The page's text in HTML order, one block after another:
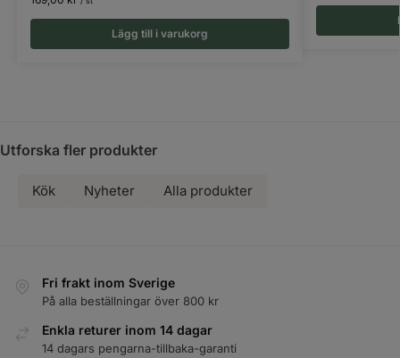
Lägg till i varukorg
Utforska fler produkter
Kök Nyheter Alla produkter
Fri frakt inom Sverige
På alla beställningar över 800 kr
Enkla returer inom 14 dagar
14 dagars pengarna-tillbaka-garanti